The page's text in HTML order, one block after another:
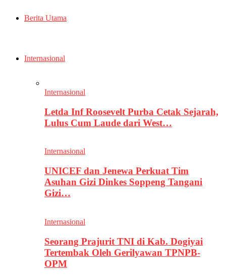
Berita Utama
Internasional
Internasional
Letda Inf Roosevelt Purba Cetak Sejarah,
Lulus Cum Laude dari West…
Internasional
UNICEF dan Jenewa Perkuat Tim
Asuhan Gizi Dinkes Soppeng Tangani
Gizi…
Internasional
Seorang Prajurit TNI di Kab. Dogiyai
Tertembak Oleh Gerilyawan TPNPB-
OPM